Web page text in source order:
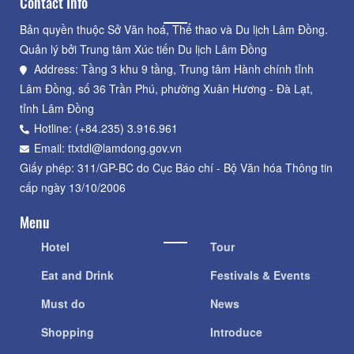
Bản quyền thuộc Sở Văn hoá, Thể thao và Du lịch Lâm Đồng.
Quản lý bởi Trung tâm Xúc tiến Du lịch Lâm Đồng
Address: Tầng 3 khu 9 tầng, Trung tâm Hành chính tỉnh
Lâm Đồng, số 36 Trần Phú, phường Xuân Hương - Đà Lạt,
tỉnh Lâm Đồng
Hotline: (+84.235) 3.916.961
Email: ttxtdl@lamdong.gov.vn
Giấy phép: 311/GP-BC do Cục Báo chí - Bộ Văn hóa Thông tin
cấp ngày 13/10/2006
Menu
Hotel
Eat and Drink
Must do
Shopping
Tour
Festivals & Events
News
Introduce